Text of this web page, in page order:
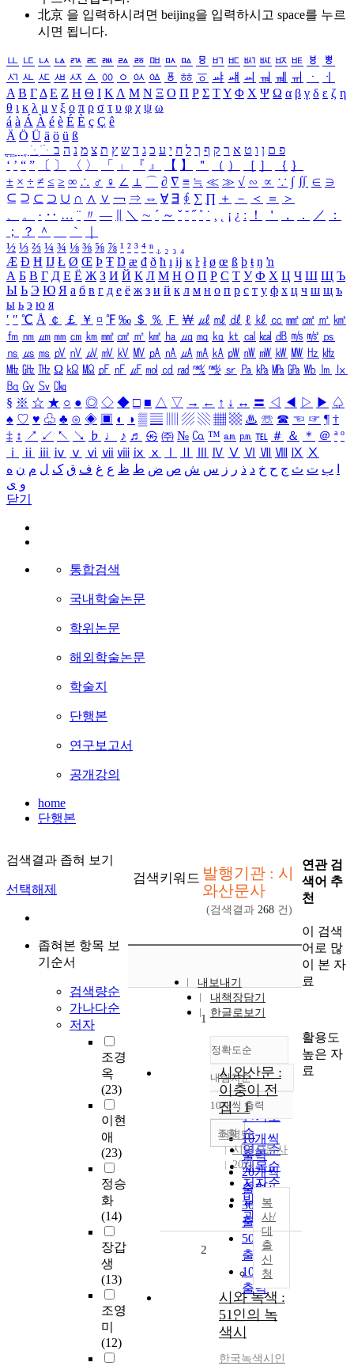
北京 을 입력하시려면 beijing을 입력하시고 space를 누르
시면 됩니다.
ㅥ ㅦ ㅧ ㅨ ㅩ ㅪ ㅫ ㅬ ㅭ ㅮ ㅯ ㅰ ㅱ ㅲ ㅳ ㅴ ㅵ ㅶ ㅷ ㅸ
ㅹ
ㅺ ㅻ ㅼ ㅽ ㅾ ㅿ ㆀ ㆁ ㆂ ㆃ ㆄ ㆅ ㆆ ㆇ ㆈ ㆉ ㆊ ㆋ ㆌ ㆍ
ㆎ
Α Β ΓΔ Ε Ζ Η Θ Ι ΚΛ Μ Ν Ξ Ο Π Ρ Σ ΤΥ Φ Χ Ψ Ω α β γ δ ε ζ η
θ ι κ λ μ ν ξ ο π ρ σ τ υ φ χ ψ ω
á à Á À é è É È ç Ç ê
Ä Ö Ü ä ö ü ß
ִֶֹ ֻּ ׁׂ פ ם ן ו ט א ר ק ף ך ל ח י ע כ ג ד ש ץ ת צ מ נ ה ב
‘ ’ “ ” 〔 〕 〈 〉 「 」 『 』 【 】 ＂ （ ） ［ ］ ｛ ｝
± × ÷ ≠ ≤ ≥ ∞ ∴ ♂ ♀ ∠ ⊥ ⌒ ∂ ∇ ≡ ≒ ≪ ≫ √ ∽ ∝ ∵ ∫ ∬ ∈ ∋
⊆ ⊇ ⊂ ⊃ ∪ ∩ ∧ ∨ ￢ ⇒ ⇔ ∀ ∃ ∮ ∑ ∏ ＋ － ＜ ＝
＞
、
。 · ‥ … ¨ 〃 ― ＼ ∼ ´ ～ ˇ ˘ ˝ ˚ ˙ ¸ ¡ ¿ ː ！ ＇ ， ． ／
：
；
？ ＾ ｀
½ ⅓ ⅔ ¼ ¾ ⅛ ⅜ ⅝ ⅞ ¹ ² ³ ⁴ ⁿ ₁ ₂ ₃ ₄
Æ Ð Ħ Ĳ Ł Ø Œ Þ Ŧ Ŋ æ đ ð ħ ı ĳ ĸ ŀ ł ø œ ß þ ŧ ŋ ŉ
А Б В Г Д Е Ё Ж З И Й К Л М Н О П Р С Т У Ф Х Ц Ч Ш Щ Ъ
Ы Ь Э Ю Я а б в г д е ё ж з и й к л м н о п р с т у ф х ц ч ш щ ъ
ы ь э ю я
′ ″ ℃ Å ￠ ￡ ￥ ¤ ℉ ‰ ＄ ％ Ｆ ￦ ㎕ ㎖ ㎗ ℓ ㎘ ㏄ ㎣ ㎤ ㎥ ㎦
㎙ ㎚ ㎛ ㎜ ㎝ ㎞ ㎟ ㎠ ㎡ ㎢ ㏊ ㎍ ㎎ ㎏ ㏏ ㎈ ㎉ ㏈ ㎧ ㎨ ㎰
㎱ ㎲ ㎳ ㎴ ㎵ ㎶ ㎷ ㎸ ㎹ ㎀ ㎁ ㎂ ㎃ ㎄ ㎺ ㎻ ㎽ ㎾ ㎿ ㎐ ㎑
㎒ ㎓ ㎔ Ω ㏀ ㏁ ㎊ ㎋ ㎌ ㏖ ㏅ ㎭ ㎮ ㎯ ㏛ ㎩ ㎪ ㎫ ㎬ ㏝ ㏐
㏓
㏃ ㏉ ㏜ ㏆
§ ※ ☆ ★ ○ ● ◎ ◇ ◆ □ ■ △ ▽ → ← ↑ ↓ ↔ 〓 ◁ ◀ ▷ ▶ ♤
♠ ♡ ♥ ♧ ♣ ⊙ ◈ ▣ ◐ ◑ ▒ ▤ ▨ ▧ ▦ ▩ ♨ ☏ ☎ ☜ ☞ ¶ †
‡ ↕ ↗ ↙ ↖ ↘ ♭ ♩ ♪ ♬ ㉿ ㈜ № ㏇ ™ ㏂ ㏘ ℡ ＃ ＆ ＊ ＠ ª º
ⅰ
ⅱ ⅲ ⅳ ⅴ ⅵ ⅶ ⅷ ⅸ ⅹ Ⅳ Ⅴ Ⅵ Ⅶ Ⅷ Ⅸ Ⅹ
ب ت ث ج ح خ د ذ ر ز س ش ص ض ط ظ ع غ ف ق ک ل م ن ه
و ی
닫기
통합검색
국내학술논문
학위논문
해외학술논문
학술지
단행본
연구보고서
공개강의
home
단행본
검색결과 좁혀 보기
선택해제
좁혀본 항목 보
기순서
검색량순
가나다순
저자
조경
옥
(23)
이현
애
(23)
정승
화
(14)
장갑
생
(13)
조영
미
(12)
검색키워드 발행기관 : 시
와산문사
(검색결과 268 건)
내보내기
내책장담기
한글로보기
정확도순
정확도
순
인기도
순
연도순
제목순
저자순
발행기
관순
내림차순
내림차순
10개씩 출력
10개씩
출력
20개씩
출력
30개씩
출력
50개씩
출력
100개씩
출력
조회
1
시와산문 :
이충이 전
집 . 1
허영만
시와산문사
2022
복
사/
대
출
신
청
2
시와 녹색 :
51인의 녹
색시
한국녹색시인
연관 검
색어 추
천
이 검색
어로 많
이 본 자
료
활용도
높은 자
료